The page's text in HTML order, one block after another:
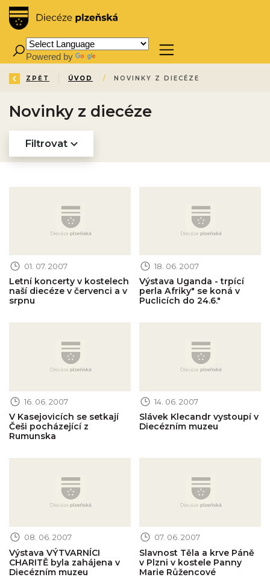
Powered by
ZPĚT ÚVOD / NOVINKY Z DIECÉZE
Novinky z diecéze
Filtrovat
01. 07. 2007
Letní koncerty v kostelech
naší diecéze v červenci a v
srpnu
18. 06. 2007
Výstava Uganda - trpící
perla Afriky" se koná v
Puclicích do 24.6."
16. 06. 2007
V Kasejovicích se setkají
Češi pocházející z
Rumunska
14. 06. 2007
Slávek Klecandr vystoupí v
Diecézním muzeu
08. 06. 2007
Výstava VÝTVARNÍCI
CHARITĚ byla zahájena v
Diecézním muzeu
07. 06. 2007
Slavnost Těla a krve Páně
v Plzni v kostele Panny
Marie Růžencové